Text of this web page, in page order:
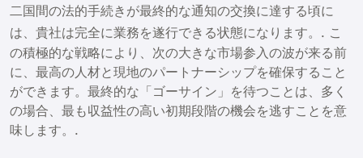
二国間の法的手続きが最終的な通知の交換に達する頃に
は、貴社は完全に業務を遂行できる状態になります。 . こ
の積極的な戦略により、次の大きな市場参入の波が来る前
に、最高の人材と現地のパートナーシップを確保すること
ができます。最終的な「ゴーサイン」を待つことは、多く
の場合、最も収益性の高い初期段階の機会を逃すことを意
味します。.